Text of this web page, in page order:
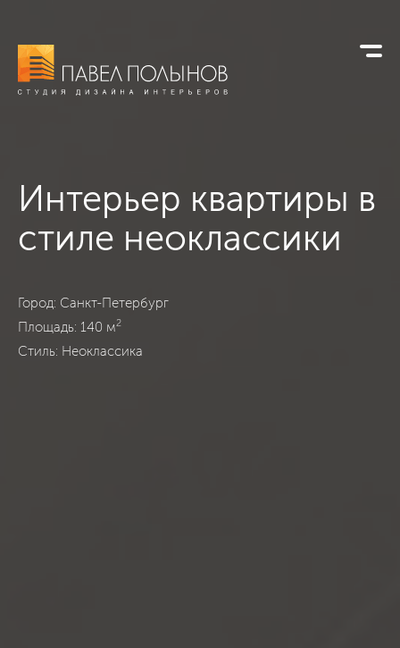
Интерьер квартиры в
стиле неоклассики
Квартира в стиле неоклассики, Санкт-Петербург,
Город: Санкт-Петербург
Площадь: 140 м2
Стиль: Неоклассика